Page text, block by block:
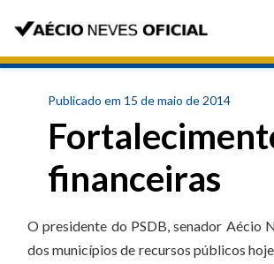
Publicado em 15 de maio de 2014
financeiras
O presidente do PSDB, senador Aécio
dos municípios de recursos públicos